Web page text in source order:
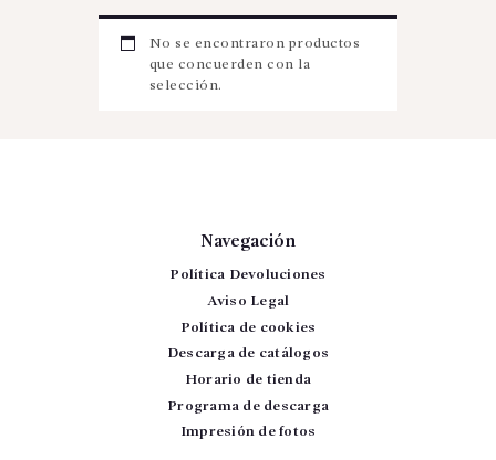
No se encontraron productos
que concuerden con la
selección.
Navegación
Política Devoluciones
Aviso Legal
Política de cookies
Descarga de catálogos
Horario de tienda
Programa de descarga
Impresión de fotos